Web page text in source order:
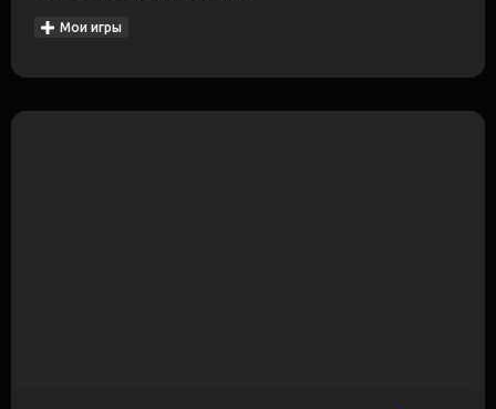
Мои игры